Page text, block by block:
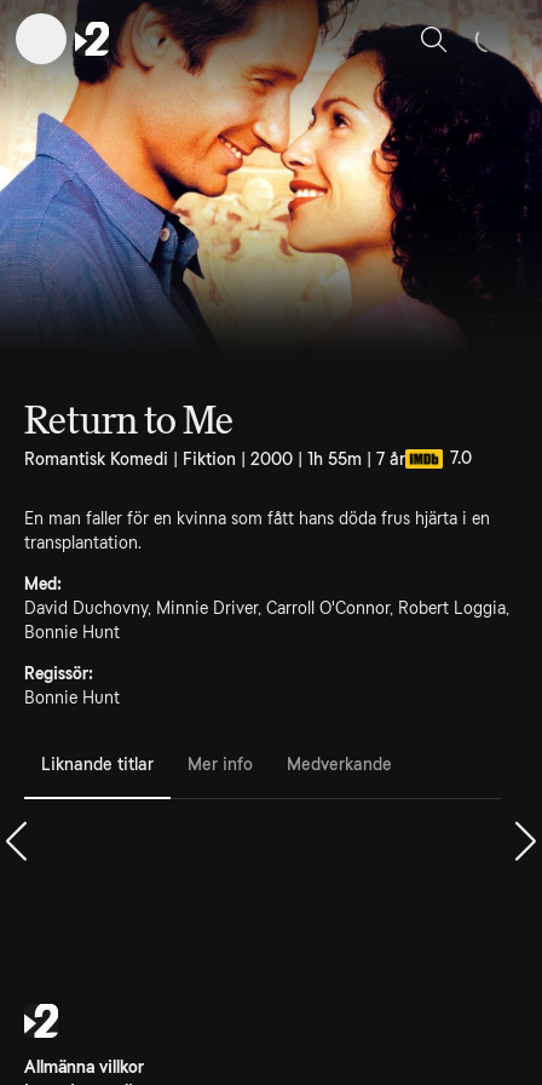
Sök
Return to Me
Romantisk Komedi | Fiktion | 2000 | 1h 55m | 7 år 7.0
En man faller för en kvinna som fått hans döda frus hjärta i en
transplantation.
Med:
David Duchovny, Minnie Driver, Carroll O'Connor, Robert Loggia,
Bonnie Hunt
Regissör:
Bonnie Hunt
Liknande titlar Mer info Medverkande
Allmänna villkor